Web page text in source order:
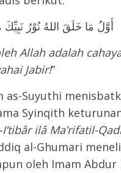
أَوَّلُ مَا خَلَقَ اللهُ نُوْرُ نَبِيِّكَ
Allah adalah
Jabir!”
as-Suyuthi
Syinqith
ilâ Ma’rifatil-
al-Ghumari
oleh Imam Abdur